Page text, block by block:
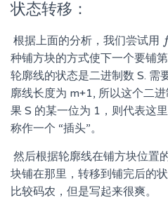
状态转移：
​ 根据上面的分析，我们尝试用 f
f
种铺方块的方式使下一个要铺
轮廓线的状态是二进制数 S. 需
廓线长度为 m+1, 所以这个二
果 S 的某一位为 1，则代表这
称作一个 “插头”。
然后根据轮廓线在铺方块位置
块铺在那里，转移到铺完后的
比较码农，但是写起来很爽。